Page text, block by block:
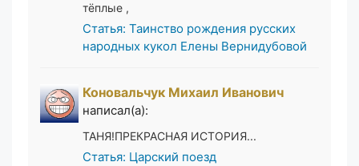
тёплые ,
Статья: Таинство рождения русских
народных кукол Елены Вернидубовой
Коновальчук Михаил Иванович
написал(а):
ТАНЯ!ПРЕКРАСНАЯ ИСТОРИЯ...
Статья: Царский поезд